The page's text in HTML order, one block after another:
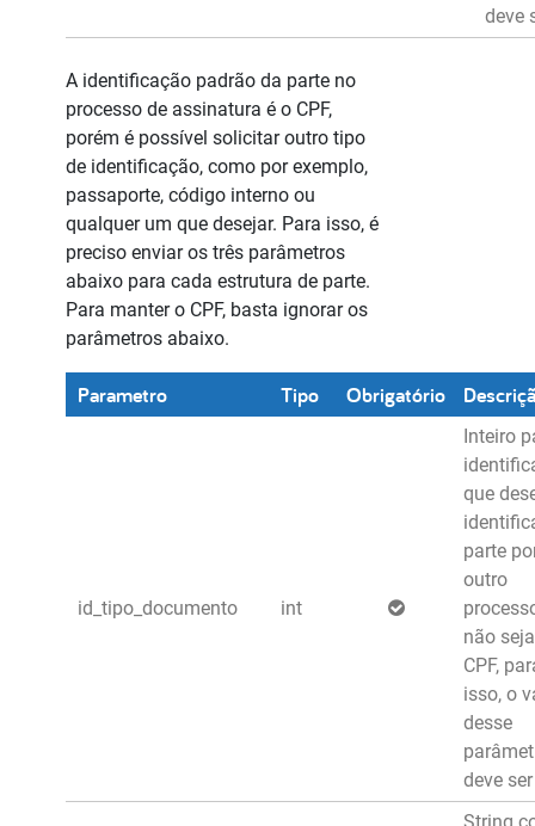
deve
A identificação padrão da parte no
processo de assinatura é o CPF,
porém é possível solicitar outro tipo
de identificação, como por exemplo,
passaporte, código interno ou
qualquer um que desejar. Para isso, é
preciso enviar os três parâmetros
abaixo para cada estrutura de parte.
Para manter o CPF, basta ignorar os
parâmetros abaixo.
Parametro Tipo Obrigatório
id_tipo_documento int
Inteiro
que
parte
outro
não
CPF,
isso, o
desse
deve